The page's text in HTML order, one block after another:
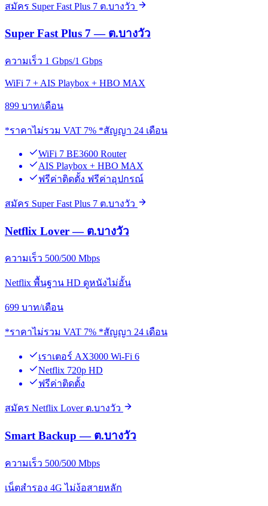
สมัคร Super Fast Plus 7 ต.บางวัว
Super Fast Plus 7 — ต.บางวัว
ความเร็ว 1 Gbps/1 Gbps
WiFi 7 + AIS Playbox + HBO MAX
899 บาท/เดือน
*ราคาไม่รวม VAT 7% *สัญญา 24 เดือน
WiFi 7 BE3600 Router
AIS Playbox + HBO MAX
ฟรีค่าติดตั้ง ฟรีค่าอุปกรณ์
สมัคร Super Fast Plus 7 ต.บางวัว
Netflix Lover — ต.บางวัว
ความเร็ว 500/500 Mbps
Netflix พื้นฐาน HD ดูหนังไม่อั้น
699 บาท/เดือน
*ราคาไม่รวม VAT 7% *สัญญา 24 เดือน
เราเตอร์ AX3000 Wi-Fi 6
Netflix 720p HD
ฟรีค่าติดตั้ง
สมัคร Netflix Lover ต.บางวัว
Smart Backup — ต.บางวัว
ความเร็ว 500/500 Mbps
เน็ตสำรอง 4G ไม่ง้อสายหลัก